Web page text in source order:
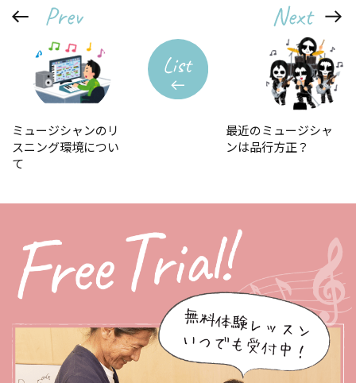
ミュージシャンのリ
スニング環境につい
て
最近のミュージシャ
ンは品行方正？